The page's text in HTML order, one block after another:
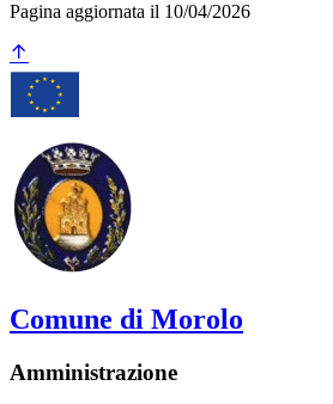
Pagina aggiornata il 10/04/2026
Comune di Morolo
Amministrazione